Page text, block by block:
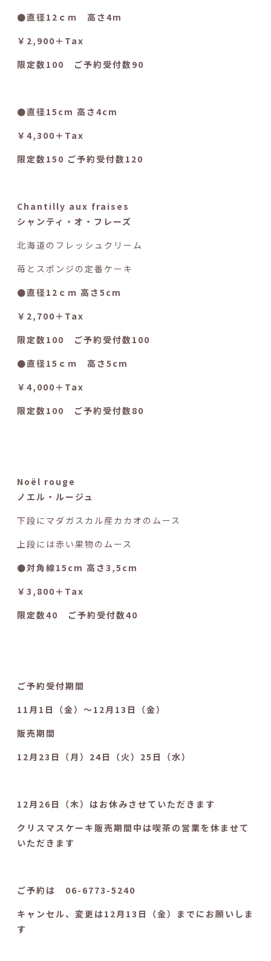
●直径12ｃｍ 高さ4m
￥2,900＋Tax
限定数100 ご予約受付数90
●直径15cm 高さ4cm
￥4,300＋Tax
限定数150 ご予約受付数120
Chantilly aux fraises
シャンティ・オ・フレーズ
北海道のフレッシュクリーム
苺とスポンジの定番ケーキ
●直径12ｃｍ 高さ5cm
￥2,700＋Tax
限定数100 ご予約受付数100
●直径15ｃｍ 高さ5cm
￥4,000＋Tax
限定数100 ご予約受付数80
Noël rouge
ノエル・ルージュ
下段にマダガスカル産カカオのムース
上段には赤い果物のムース
●対角線15cm 高さ3,5cm
￥3,800＋Tax
限定数40 ご予約受付数40
ご予約受付期間
11月1日（金）～12月13日（金）
販売期間
12月23日（月）24日（火）25日（水）
12月26日（木）はお休みさせていただきます
クリスマスケーキ販売期間中は喫茶の営業を休ませて
いただきます
ご予約は 06-6773-5240
キャンセル、変更は12月13日（金）までにお願いしま
す